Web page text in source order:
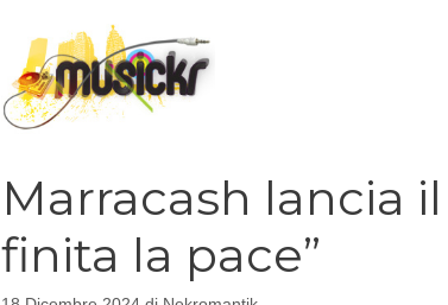
Marracash lancia
finita la pace”